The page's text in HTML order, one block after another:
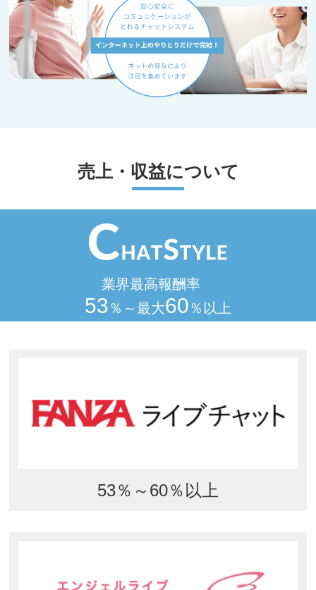
売上・収益について
業界最高報酬率
53 ％～最大60 ％以上
53％～60％以上